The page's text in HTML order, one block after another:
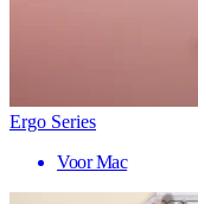
Ergo Series
Voor Mac